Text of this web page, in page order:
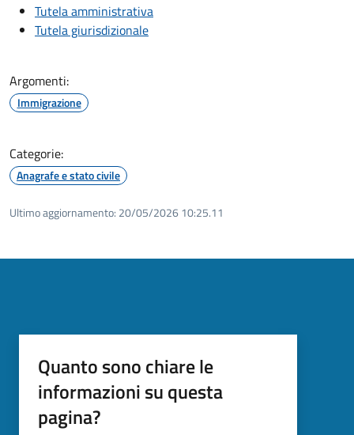
Tutela amministrativa
Tutela giurisdizionale
Argomenti:
Immigrazione
Categorie:
Anagrafe e stato civile
Ultimo aggiornamento: 20/05/2026 10:25.11
Quanto sono chiare le
informazioni su questa
pagina?